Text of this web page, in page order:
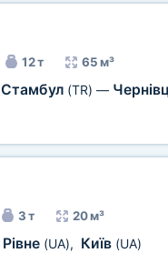
12 т 65 м³
Стамбул (TR) —
3 т 20 м³
Рівне (UA), Київ (UA)